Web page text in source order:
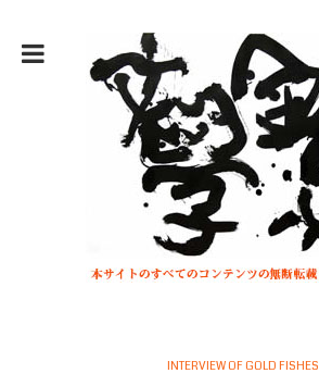
INTERVIEW OF GOLD FISHES